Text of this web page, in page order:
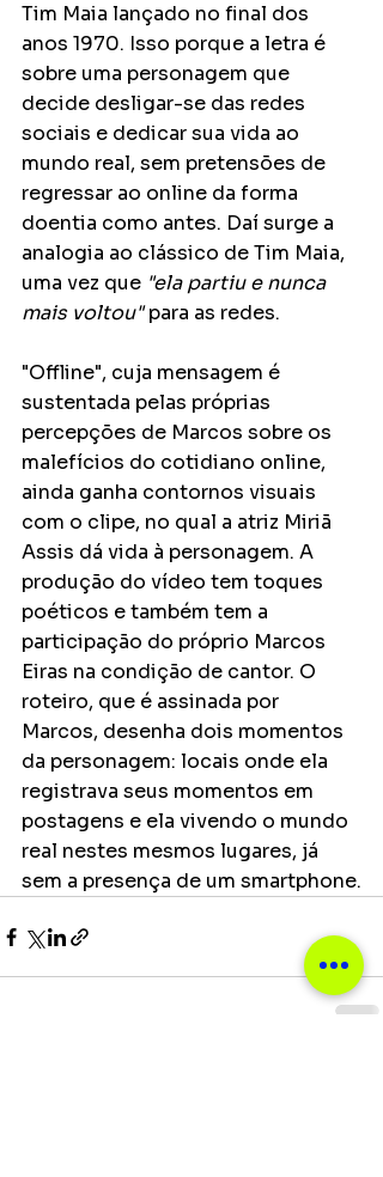
Tim Maia lançado no final dos
anos 1970. Isso porque a letra é
sobre uma personagem que
decide desligar-se das redes
sociais e dedicar sua vida ao
mundo real, sem pretensões de
regressar ao online da forma
doentia como antes. Daí surge a
analogia ao clássico de Tim Maia,
uma vez que "ela partiu e nunca
mais voltou" para as redes.
"Offline", cuja mensagem é
sustentada pelas próprias
percepções de Marcos sobre os
malefícios do cotidiano online,
ainda ganha contornos visuais
com o clipe, no qual a atriz Miriã
Assis dá vida à personagem. A
produção do vídeo tem toques
poéticos e também tem a
participação do próprio Marcos
Eiras na condição de cantor. O
roteiro, que é assinada por
Marcos, desenha dois momentos
da personagem: locais onde ela
registrava seus momentos em
postagens e ela vivendo o mundo
real nestes mesmos lugares, já
sem a presença de um smartphone.